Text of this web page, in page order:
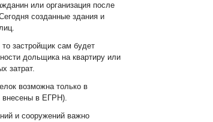
или организация после
созданные здания и
застройщик сам будет
дольщика на квартиру или
затрат.
возможна только в
внесены в ЕГРН).
и сооружений важно